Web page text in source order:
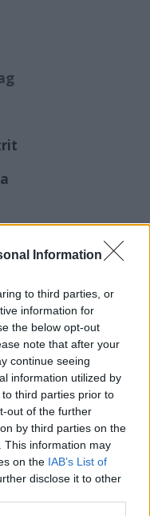
Information
to third parties, or
information for
the below opt-out
note that after your
continue seeing
information utilized by
third parties prior to
out of the further
by third parties on the
This information may
on the IAB’s List of
disclose it to other
a beáztatott
és a